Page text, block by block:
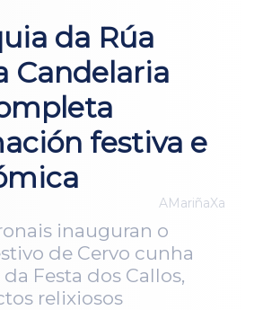
da Rúa
Candelaria
festiva e
AMariñaXa
inauguran o
de Cervo cunha
Festa dos Callos,
relixiosos